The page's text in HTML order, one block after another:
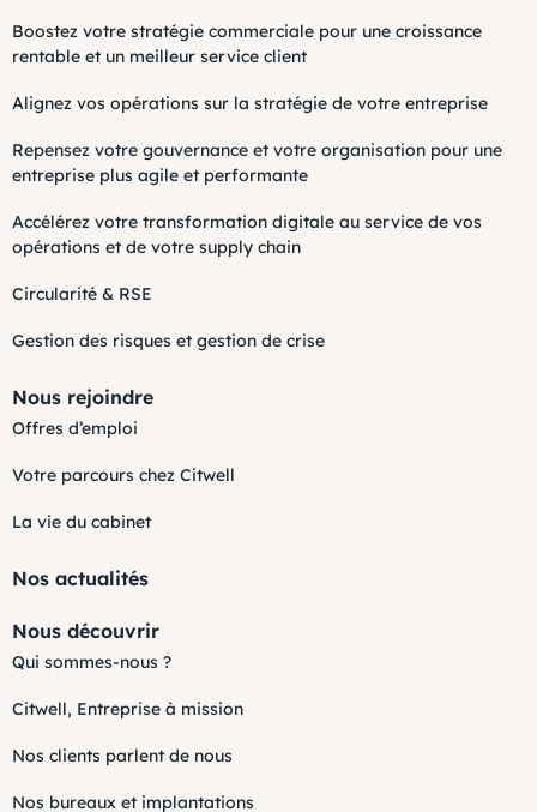
Boostez votre stratégie commerciale pour une croissance
rentable et un meilleur service client
Alignez vos opérations sur la stratégie de votre entreprise
Repensez votre gouvernance et votre organisation pour une
entreprise plus agile et performante
Accélérez votre transformation digitale au service de vos
opérations et de votre supply chain
Circularité & RSE
Gestion des risques et gestion de crise
Nous rejoindre
Offres d’emploi
Votre parcours chez Citwell
La vie du cabinet
Nos actualités
Nous découvrir
Qui sommes-nous ?
Citwell, Entreprise à mission
Nos clients parlent de nous
Nos bureaux et implantations